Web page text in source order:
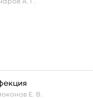
А. Г.
Е. В.